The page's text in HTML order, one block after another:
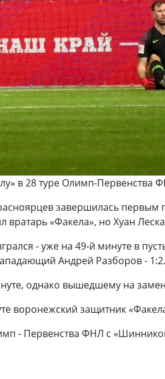
в 28 туре Олимп-Первенства
завершилась
вратарь «Факела», но Хуан
- уже на 49-й минуте в
Андрей Разборов - 1:2.
однако вышедшему на
воронежский защитник
- Первенства ФНЛ с